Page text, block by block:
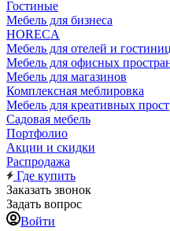
Гостиные
Мебель для бизнеса
HORECA
Мебель для отелей и гостиниц
Мебель для офисных
Мебель для магазинов
Комплексная меблировка
Мебель для креативных
Садовая мебель
Портфолио
Акции и скидки
Распродажа
Где купить
Заказать звонок
Задать вопрос
Войти